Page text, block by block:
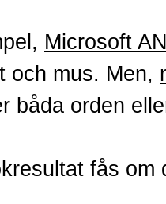
Microsoft
och mus. Men,
båda orden
fås om